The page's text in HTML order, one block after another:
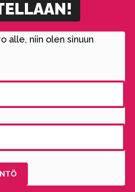
alle, niin olen sinuun